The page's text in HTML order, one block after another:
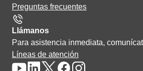
Preguntas frecuentes
Llámanos
Para asistencia inmediata,
Líneas de atención